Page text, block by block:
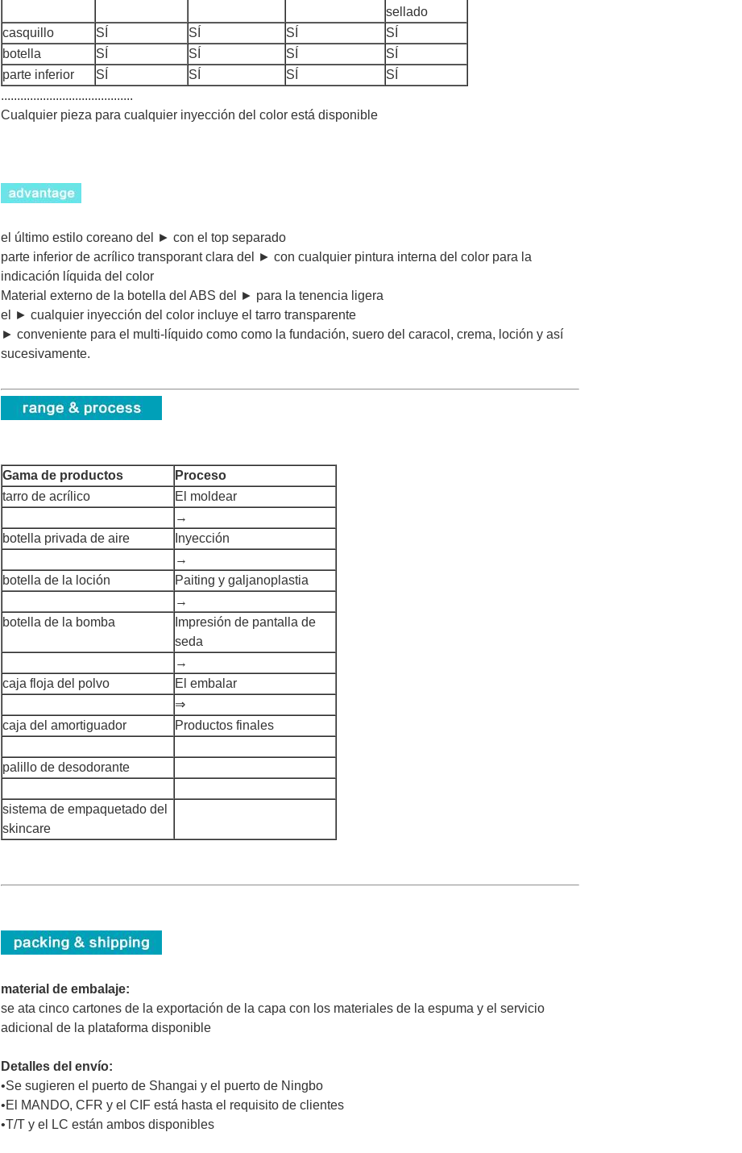
sellado
casquillo
SÍ SÍ SÍ
SÍ
botella
SÍ SÍ SÍ
SÍ
parte inferior
SÍ SÍ SÍ
SÍ
.........................................
Cualquier pieza para cualquier inyección del color está disponible
el último estilo coreano del ► con el top separado
parte inferior de acrílico transporant clara del ► con cualquier pintura interna del color para la
indicación líquida del color
Material externo de la botella del ABS del ► para la tenencia ligera
el ► cualquier inyección del color incluye el tarro transparente
► conveniente para el multi-líquido como como la fundación, suero del caracol, crema, loción y así
sucesivamente.
Gama de productos
Proceso
tarro de acrílico
El moldear
→
botella privada de aire
Inyección
→
botella de la loción
Paiting y galjanoplastia
→
botella de la bomba
Impresión de pantalla de
seda
→
caja floja del polvo
El embalar
⇒
caja del amortiguador
Productos finales
palillo de desodorante
sistema de empaquetado del
skincare
material de embalaje:
se ata cinco cartones de la exportación de la capa con los materiales de la espuma y el servicio
adicional de la plataforma disponible
Detalles del envío:
•Se sugieren el puerto de Shangai y el puerto de Ningbo
•El MANDO, CFR y el CIF está hasta el requisito de clientes
•T/T y el LC están ambos disponibles